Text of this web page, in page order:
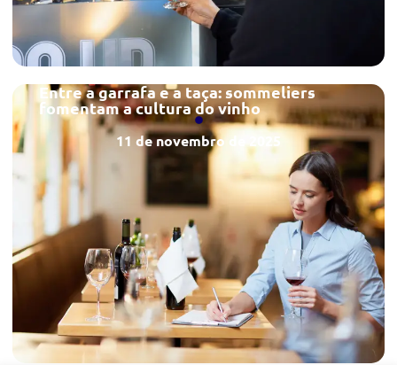
Entre a garrafa e a taça: sommeliers
fomentam a cultura do vinho
11 de novembro de 2025